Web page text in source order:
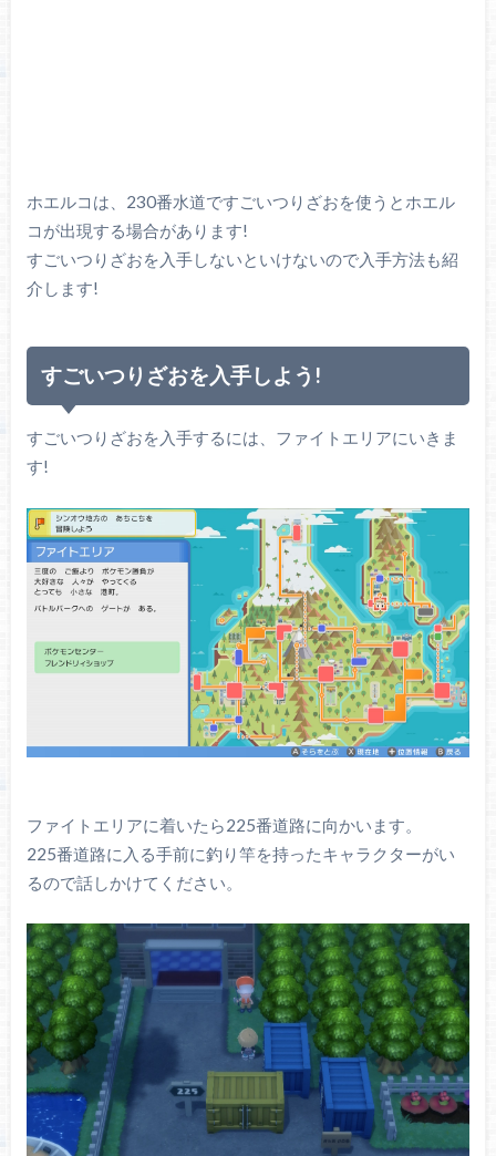
ホエルコは、230番水道ですごいつりざおを使うとホエル
コが出現する場合があります!
すごいつりざおを入手しないといけないので入手方法も紹
介します!
すごいつりざおを入手しよう!
すごいつりざおを入手するには、ファイトエリアにいきま
す!
ファイトエリアに着いたら225番道路に向かいます。
225番道路に入る手前に釣り竿を持ったキャラクターがい
るので話しかけてください。